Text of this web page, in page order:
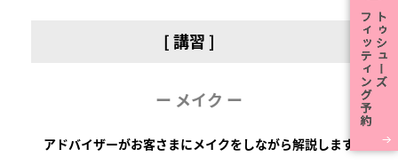
[ 講習 ]
ー メイク ー
アドバイザーがお客さまにメイクをしながら解説します